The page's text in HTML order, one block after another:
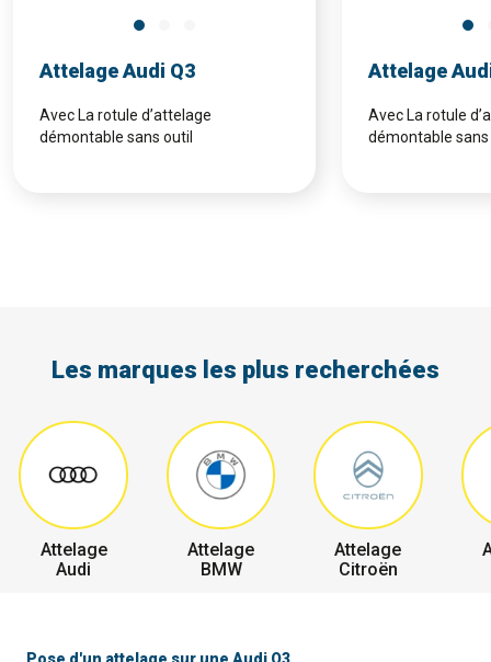
Attelage Audi Q3
Avec La rotule d’attelage
démontable sans outil
Attelage
Avec La rotule
démontable
Les marques les plus recherchées
Attelage
Audi
Attelage
BMW
Attelage
Citroën